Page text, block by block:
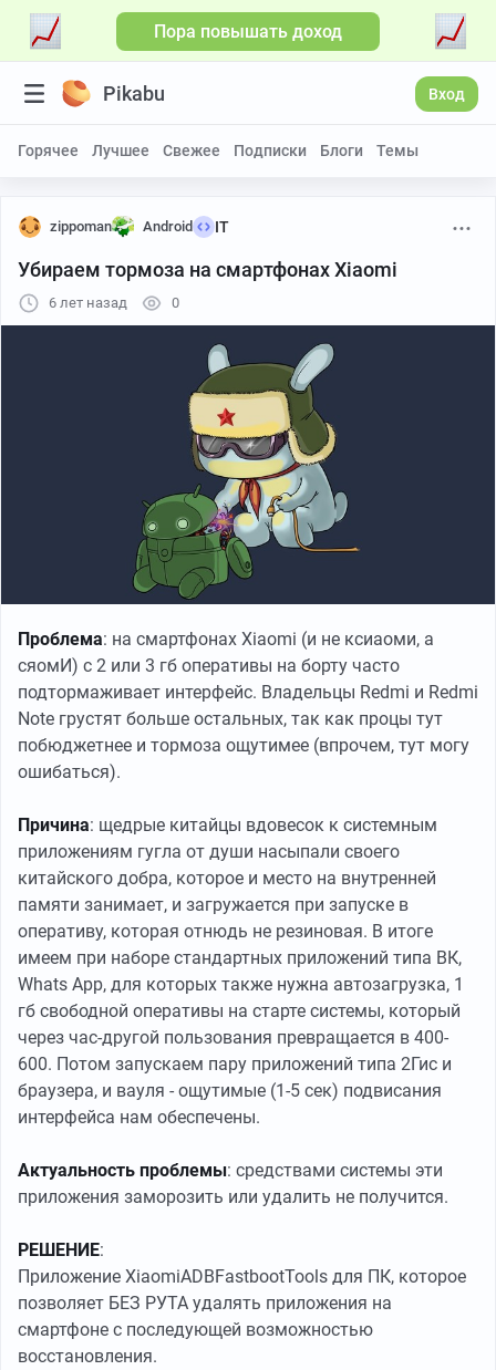
Пора повышать доход
Pikabu Вход
Горячее Лучшее Свежее Подписки Блоги Темы
zippoman Android IT
Убираем тормоза на смартфонах Xiaomi
6 лет назад 0
Проблема: на смартфонах Xiaomi (и не ксиаоми, а
сяомИ) с 2 или 3 гб оперативы на борту часто
подтормаживает интерфейс. Владельцы Redmi и Redmi
Note грустят больше остальных, так как процы тут
побюджетнее и тормоза ощутимее (впрочем, тут могу
ошибаться).
Причина: щедрые китайцы вдовесок к системным
приложениям гугла от души насыпали своего
китайского добра, которое и место на внутренней
памяти занимает, и загружается при запуске в
оперативу, которая отнюдь не резиновая. В итоге
имеем при наборе стандартных приложений типа ВК,
Whats App, для которых также нужна автозагрузка, 1
гб свободной оперативы на старте системы, который
через час-другой пользования превращается в 400-
600. Потом запускаем пару приложений типа 2Гис и
браузера, и вауля - ощутимые (1-5 сек) подвисания
интерфейса нам обеспечены.
Актуальность проблемы: средствами системы эти
приложения заморозить или удалить не получится.
РЕШЕНИЕ:
Приложение XiaomiADBFastbootTools для ПК, которое
позволяет БЕЗ РУТА удалять приложения на
смартфоне с последующей возможностью
восстановления.